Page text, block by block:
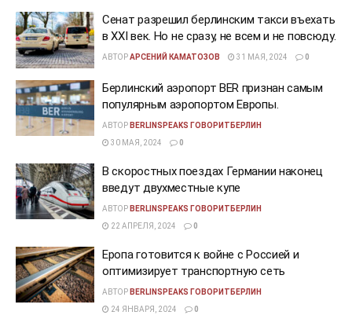
Сенат разрешил берлинским такси въехать
в XXI век. Но не сразу, не всем и не повсюду.
АВТОРАРСЕНИЙ КАМАТОЗОВ 31 МАЯ, 2024 0
Берлинский аэропорт BER признан самым
популярным аэропортом Европы.
АВТОР BERLINSPEAKS ГОВОРИТБЕРЛИН
30 МАЯ, 2024
0
В скоростных поездах Германии наконец
введут двухместные купе
АВТОР BERLINSPEAKS ГОВОРИТБЕРЛИН
22 АПРЕЛЯ, 2024
0
Еропа готовится к войне с Россией и
оптимизирует транспортную сеть
АВТОР BERLINSPEAKS ГОВОРИТБЕРЛИН
24 ЯНВАРЯ, 2024
0